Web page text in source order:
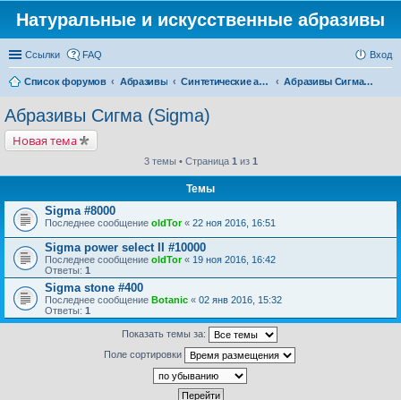
Натуральные и искусственные абразивы
Ссылки FAQ Вход
Список форумов Абразивы Синтетические абразивы Абразивы Сигма (Sigma)
Абразивы Сигма (Sigma)
Новая тема
3 темы • Страница 1 из 1
Темы
Sigma #8000
Последнее сообщение oldTor« 22 ноя 2016, 16:51
Sigma power select II #10000
Последнее сообщение oldTor« 19 ноя 2016, 16:42
Ответы: 1
Sigma stone #400
Последнее сообщение Botanic « 02 янв 2016, 15:32
Ответы: 1
Показать темы за:
Поле сортировки